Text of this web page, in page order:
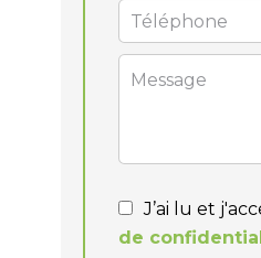
J’ai lu et
de